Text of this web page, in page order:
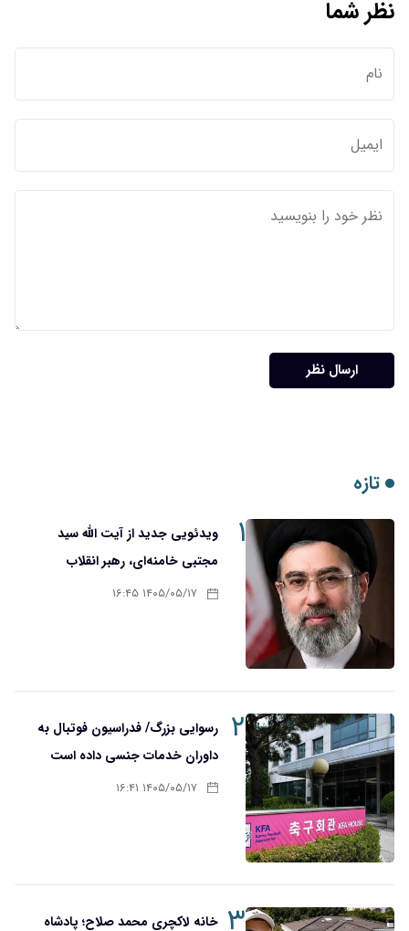
۱
ویدئویی جدید از آیت الله سید
مجتبی خامنه‌ای، رهبر انقلاب
۱۴۰۵/۰۵/۱۷ ۱۶:۴۵
۲
رسوایی بزرگ/ فدراسیون فوتبال به
داوران خدمات جنسی داده است
۱۴۰۵/۰۵/۱۷ ۱۶:۴۱
۳ خانه لاکچری محمد صلاح؛ پادشاه